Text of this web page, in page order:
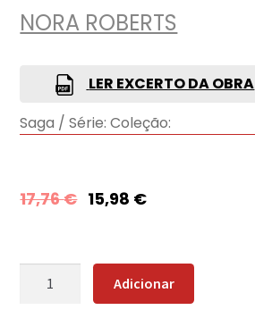
NORA ROBERTS
LER EXCERTO DA OBRA
Saga / Série: Coleção:
17,76€ 15,98 €
Quantidade
Adicionar